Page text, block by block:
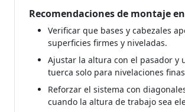
Recomendaciones de montaje
Verificar que bases y cabezales
superficies firmes y niveladas.
Ajustar la altura con el pasador y
tuerca solo para nivelaciones
Reforzar el sistema con
cuando la altura de trabajo sea